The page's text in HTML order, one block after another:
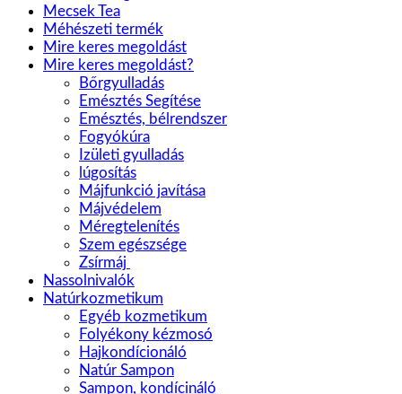
Mecsek Tea
Méhészeti termék
Mire keres megoldást
Mire keres megoldást?
Bőrgyulladás
Emésztés Segítése
Emésztés, bélrendszer
Fogyókúra
Izületi gyulladás
lúgosítás
Májfunkció javítása
Májvédelem
Méregtelenítés
Szem egészsége
Zsírmáj
Nassolnivalók
Natúrkozmetikum
Egyéb kozmetikum
Folyékony kézmosó
Hajkondícionáló
Natúr Sampon
Sampon, kondícináló